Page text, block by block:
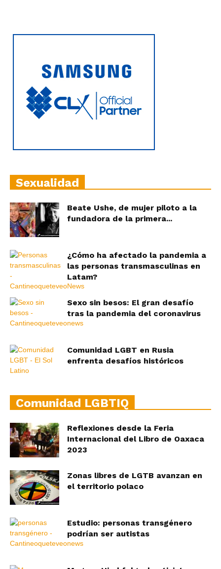
Sexualidad
Beate Ushe, de mujer piloto a la
fundadora de la primera...
¿Cómo ha afectado la pandemia a
las personas transmasculinas en
Latam?
Sexo sin besos: El gran desafío
tras la pandemia del coronavirus
Comunidad LGBT en Rusia
enfrenta desafíos históricos
Comunidad LGBTIQ
Reflexiones desde la Feria
Internacional del Libro de Oaxaca
2023
Zonas libres de LGTB avanzan en
el territorio polaco
Estudio: personas transgénero
podrían ser autistas